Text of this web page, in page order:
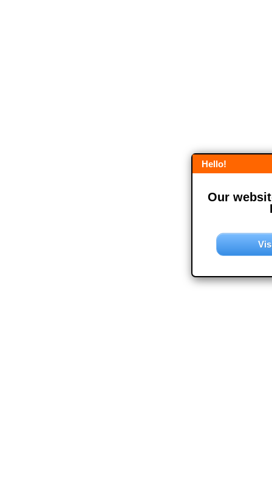
Hello!
Our